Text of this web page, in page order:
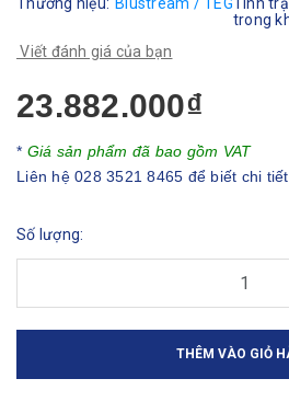
trong
Viết đánh giá của bạn
23.882.000₫
* Giá sản phẩm đã bao gồm VAT
Liên hệ 028 3521 8465 để biết chi
Số lượng:
THÊM VÀO GIỎ